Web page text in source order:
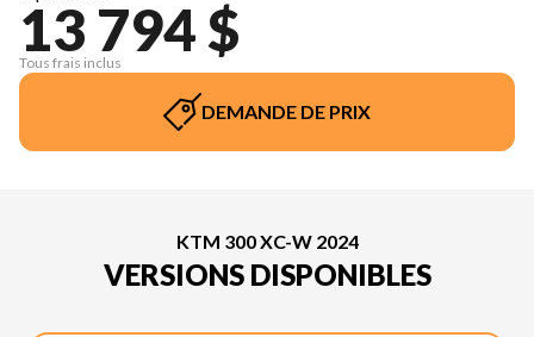
13 794 $
Tous frais inclus
DEMANDE DE PRIX
KTM 300 XC-W 2024
VERSIONS DISPONIBLES